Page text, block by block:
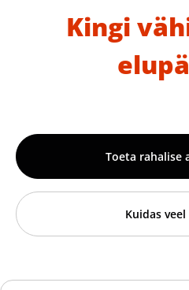
Kingi
Toeta rahalise
Kuidas